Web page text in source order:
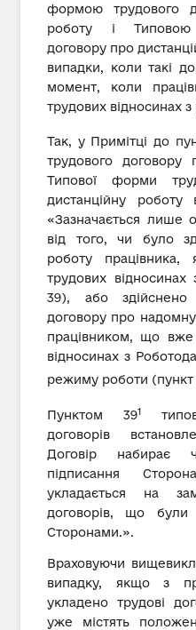
формою трудового
роботу і
договору про
випадки, коли такі
момент, коли
трудових відносинах
Так, у Примітці до
трудового
Типової форми
дистанційну роботу
«Зазначається лише
від того, чи було
роботу
трудових
39), або здійснено
договору про
працівником, що
відносинах з
режиму роботи (пункт
Пунктом 391
договорів
Договір набирає
підписання
укладається на
договорів, що були
Сторонами.».
Враховуючи
випадку, якщо з
укладено трудові
уже містять